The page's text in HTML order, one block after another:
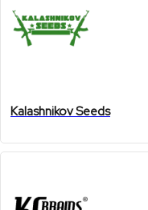
Kalashnikov Seeds